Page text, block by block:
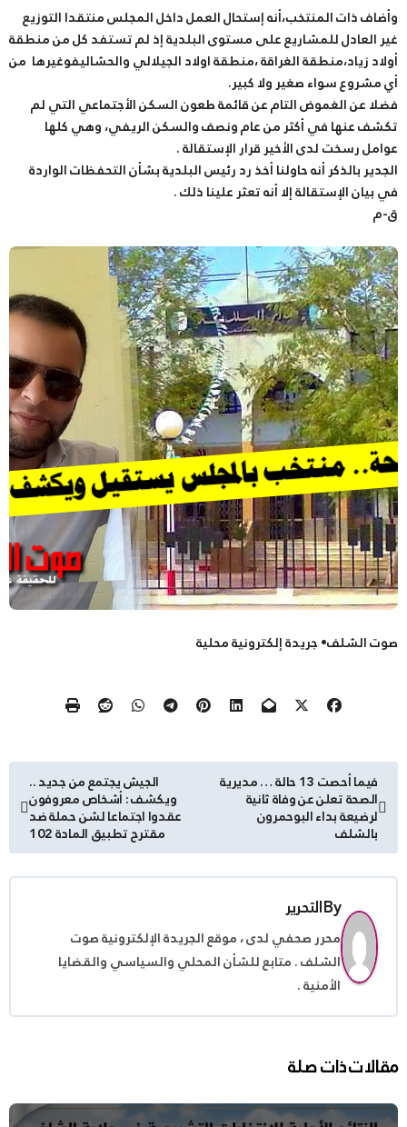
وأضاف ذات المنتخب،أنه إستحال العمل داخل المجلس منتقدا التوزيع
غير العادل للمشاريع على مستوى البلدية إذ لم تستفد كل من منطقة
أولاد زياد،منطقة الغراقة ،منطقة اولاد الجيلالي والحشاليفوغيرها من
أي مشروع سواء صغير ولا كبير.
فضلا عن الغموض التام عن قائمة طعون السكن الأجتماعي التي لم
تكشف عنها في أكثر من عام ونصف والسكن الريفي، وهي كلها
عوامل رسخت لدى الأخير قرار الإستقالة .
الجدير بالذكر أنه حاولنا أخذ رد رئيس البلدية بشأن التحفظات الواردة
في بيان الإستقالة إلا أنه تعثر علينا ذلك .
ق-م
صوت الشلف• جريدة إلكترونية محلية
تصفّح
المقالات
فيما أحصت 13 حالة … مديرية
الصحة تعلن عن وفاة ثانية
لرضيعة بداء البوحمرون
بالشلف
الجيش يجتمع من جديد ..
ويكشف : أشخاص معروفون
عقدوا اجتماعا لشن حملة ضد
مقترح تطبيق المادة 102
Byالتحرير
محرر صحفي لدى ، موقع الجريدة الإلكترونية صوت
الشلف . متابع للشأن المحلي والسياسي والقضايا
الأمنية .
مقالات ذات صلة